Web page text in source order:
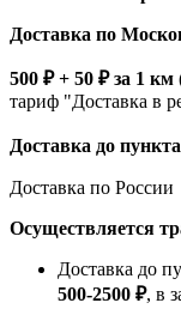
Доставка по
500 ₽ + 50 ₽ за 1 км
тариф "Доставка в
Доставка до
Доставка по России
Осуществляется
Доставка до
500-2500 ₽, в